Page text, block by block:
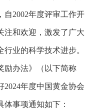
自2002年度评审工作开
注和欢迎，激发了广大
业的科学技术进步。
励办法》（以下简称
2024年度中国黄金协会
事项通知如下：